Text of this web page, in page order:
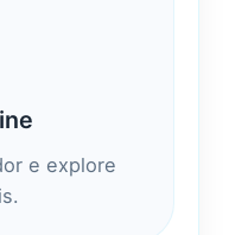
e explore